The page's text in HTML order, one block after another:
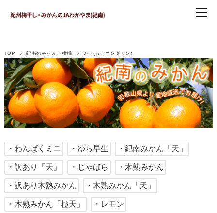
TOP 紀南のみかん・柑橘 カラ(カラマンダリン)
・わんぱくミニ ・ゆら早生 ・紀南みかん「天」
・訳あり「天」 ・じゃばら ・木熟みかん
・訳あり木熟みかん ・木熟みかん「天」
・木熟みかん「極天」 ・レモン